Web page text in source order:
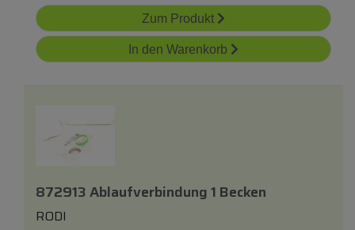
Zum Produkt
In den Warenkorb
872913 Ablaufverbindung 1 Becken
RODI